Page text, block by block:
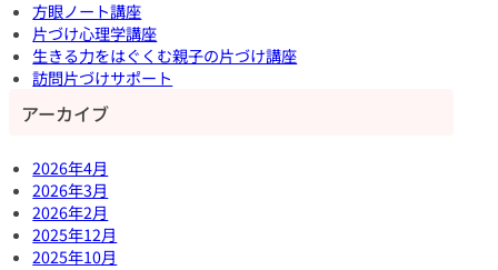
方眼ノート講座
片づけ心理学講座
生きる力をはぐくむ親子の片づけ講座
訪問片づけサポート
アーカイブ
2026年4月
2026年3月
2026年2月
2025年12月
2025年10月